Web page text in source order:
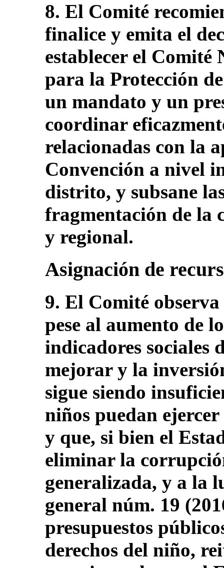
8. El Comité
finalice y emita el
establecer el
para la Protección
un mandato y un
coordinar
relacionadas con la
Convención a nivel
distrito, y subsane
fragmentación de la
y regional.
Asignación de
9. El Comité
pese al aumento de
indicadores sociales
mejorar y la
sigue siendo
niños puedan ejercer
y que, si bien el
eliminar la
generalizada, y a la
general núm. 19
presupuestos
derechos del niño,